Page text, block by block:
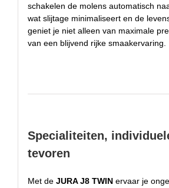
schakelen de molens automatisch
wat slijtage minimaliseert en de
geniet je niet alleen van maximale
van een blijvend rijke smaakervaring.
Specialiteiten,
tevoren
Met de JURA J8 TWINervaar je